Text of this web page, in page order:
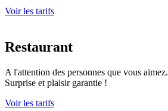
Voir les tarifs
Restaurant
A l'attention des personnes que vous aimez.
Surprise et plaisir garantie !
Voir les tarifs